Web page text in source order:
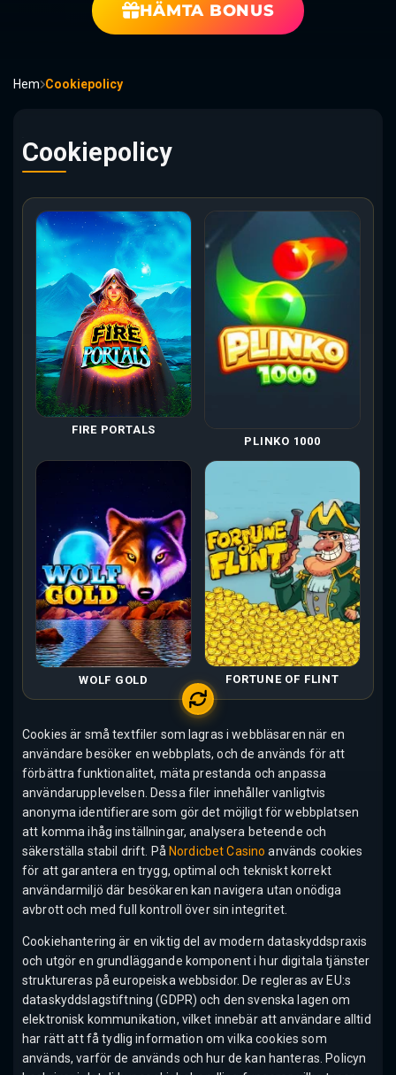
HÄMTA BONUS
Hem Cookiepolicy
Cookiepolicy
FIRE PORTALS
PLINKO 1000
WOLF GOLD FORTUNE OF FLINT
Cookies är små textfiler som lagras i webbläsaren när en
användare besöker en webbplats, och de används för att
förbättra funktionalitet, mäta prestanda och anpassa
användarupplevelsen. Dessa filer innehåller vanligtvis
anonyma identifierare som gör det möjligt för webbplatsen
att komma ihåg inställningar, analysera beteende och
säkerställa stabil drift. På Nordicbet Casino används cookies
för att garantera en trygg, optimal och tekniskt korrekt
användarmiljö där besökaren kan navigera utan onödiga
avbrott och med full kontroll över sin integritet.
Cookiehantering är en viktig del av modern dataskyddspraxis
och utgör en grundläggande komponent i hur digitala tjänster
struktureras på europeiska webbsidor. De regleras av EU:s
dataskyddslagstiftning (GDPR) och den svenska lagen om
elektronisk kommunikation, vilket innebär att användare alltid
har rätt att få tydlig information om vilka cookies som
används, varför de används och hur de kan hanteras. Policyn